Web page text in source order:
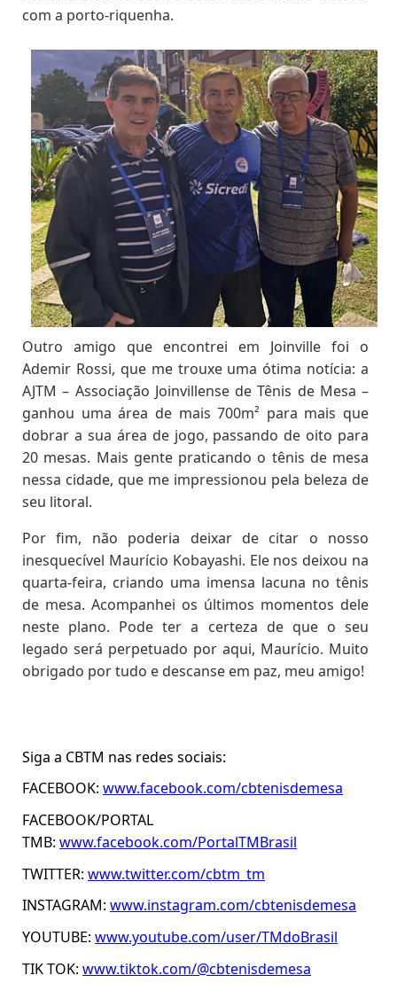
com a porto-riquenha.
Outro amigo que encontrei em Joinville foi o
Ademir Rossi, que me trouxe uma ótima notícia: a
AJTM – Associação Joinvillense de Tênis de Mesa –
ganhou uma área de mais 700m² para mais que
dobrar a sua área de jogo, passando de oito para
20 mesas. Mais gente praticando o tênis de mesa
nessa cidade, que me impressionou pela beleza de
seu litoral.
Por fim, não poderia deixar de citar o nosso
inesquecível Maurício Kobayashi. Ele nos deixou na
quarta-feira, criando uma imensa lacuna no tênis
de mesa. Acompanhei os últimos momentos dele
neste plano. Pode ter a certeza de que o seu
legado será perpetuado por aqui, Maurício. Muito
obrigado por tudo e descanse em paz, meu amigo!
Siga a CBTM nas redes sociais:
FACEBOOK: www.facebook.com/cbtenisdemesa
FACEBOOK/PORTAL
TMB: www.facebook.com/PortalTMBrasil
TWITTER: www.twitter.com/cbtm_tm
INSTAGRAM: www.instagram.com/cbtenisdemesa
YOUTUBE: www.youtube.com/user/TMdoBrasil
TIK TOK: www.tiktok.com/@cbtenisdemesa